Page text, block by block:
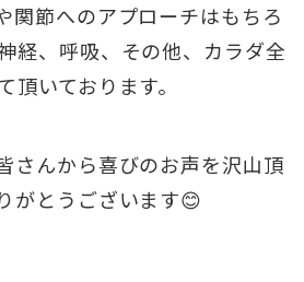
関節へのアプローチはもちろ
経、呼吸、その他、カラダ全
頂いております。
さんから喜びのお声を沢山頂
がとうございます😊